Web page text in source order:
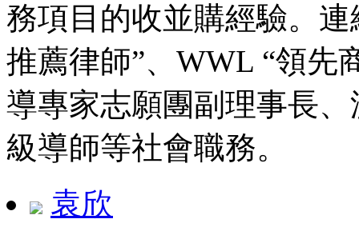
務項目的收並購經驗。連
推薦律師”、WWL “領先
導專家志願團副理事長
級導師等社會職務。
袁欣